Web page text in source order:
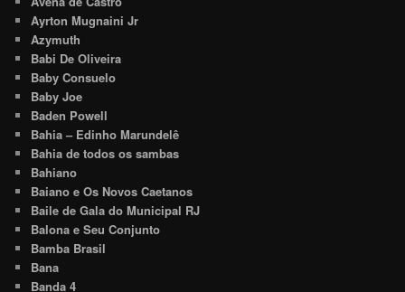
Ayrton Mugnaini Jr
Azymuth
Babi De Oliveira
Baby Consuelo
Baby Joe
Baden Powell
Bahia – Edinho Marundelê
Bahia de todos os sambas
Bahiano
Baiano e Os Novos Caetanos
Baile de Gala do Municipal RJ
Balona e Seu Conjunto
Bamba Brasil
Bana
Banda 4